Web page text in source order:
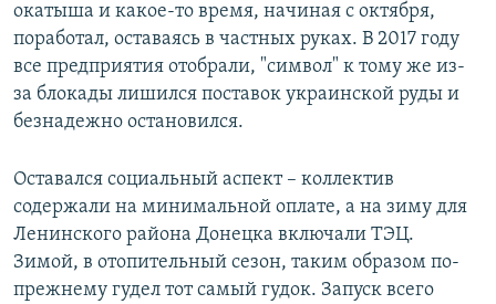
окатыша и какое-то время, начиная с октября,
поработал, оставаясь в частных руках. В 2017 году
все предприятия отобрали, "символ" к тому же из-
за блокады лишился поставок украинской руды и
безнадежно остановился.
Оставался социальный аспект – коллектив
содержали на минимальной оплате, а на зиму для
Ленинского района Донецка включали ТЭЦ.
Зимой, в отопительный сезон, таким образом по-
прежнему гудел тот самый гудок. Запуск всего